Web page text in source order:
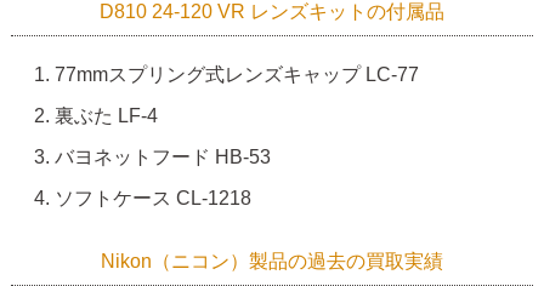
D810 24-120 VR レンズキットの付属品
77mmスプリング式レンズキャップ LC-77
裏ぶた LF-4
バヨネットフード HB-53
ソフトケース CL-1218
Nikon（ニコン）製品の過去の買取実績